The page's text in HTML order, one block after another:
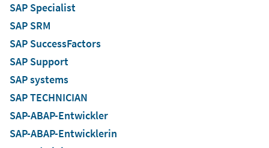
SAP Specialist
SAP SRM
SAP SuccessFactors
SAP Support
SAP systems
SAP TECHNICIAN
SAP-ABAP-Entwickler
SAP-ABAP-Entwicklerin